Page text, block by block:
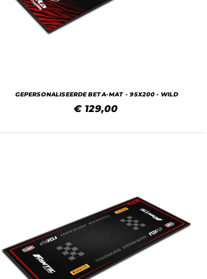
GEPERSONALISEERDE BETA-MAT - 95X200 - WILD
€ 129,00